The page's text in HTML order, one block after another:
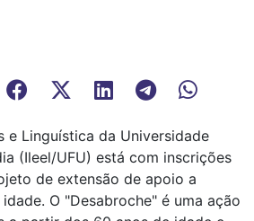
e Linguística da Universidade
(Ileel/UFU) está com inscrições
de extensão de apoio a
O "Desabroche" é uma ação